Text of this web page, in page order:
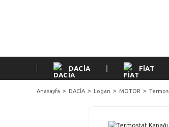
DACİA FİAT
Anasayfa DACİA Logan MOTOR